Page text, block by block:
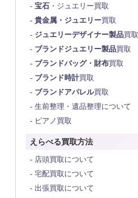
宝石 ・ジュエリー買取
貴金属・ジュエリー買取
ジュエリーデザイナー製品買取
ブランドジュエリー製品買取
ブランドバッグ・財布買取
ブランド時計買取
ブランドアパレル買取
生前整理・遺品整理について
ピアノ買取
えらべる買取方法
店頭買取について
宅配買取について
出張買取について